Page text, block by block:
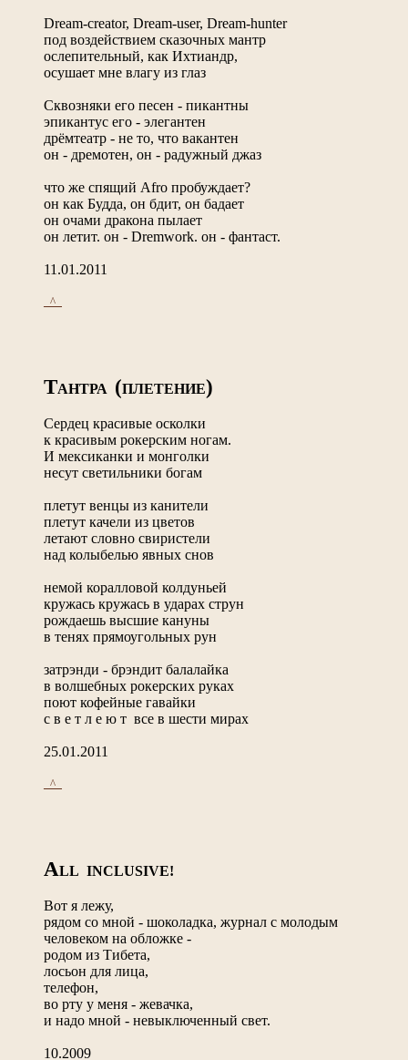
Dream-creator, Dream-user, Dream-hunter
под воздействием сказочных мантр
ослепительный, как Ихтиандр,
осушает мне влагу из глаз
Сквозняки его песен - пикантны
эпикантус его - элегантен
дрёмтеатр - не то, что вакантен
он - дремотен, он - радужный джаз
что же спящий Afro пробуждает?
он как Будда, он бдит, он бадает
он очами дракона пылает
он летит. он - Dremwork. он - фантаст.
11.01.2011
_^_
ТАНТРА (ПЛЕТЕНИЕ)
Сердец красивые осколки
к красивым рокерским ногам.
И мексиканки и монголки
несут светильники богам
плетут венцы из канители
плетут качели из цветов
летают словно свиристели
над колыбелью явных снов
немой коралловой колдуньей
кружась кружась в ударах струн
рождаешь высшие кануны
в тенях прямоугольных рун
затрэнди - брэндит балалайка
в волшебных рокерских руках
поют кофейные гавайки
с в е т л е ю т все в шести мирах
25.01.2011
_^_
ALL INCLUSIVE!
Вот я лежу,
рядом со мной - шоколадка, журнал с молодым
человеком на обложке -
родом из Тибета,
лосьон для лица,
телефон,
во рту у меня - жевачка,
и надо мной - невыключенный свет.
10.2009